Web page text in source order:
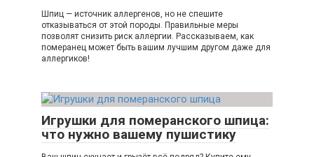
Шпиц — источник аллергенов, но не спешите
отказываться от этой породы. Правильные меры
позволят снизить риск аллергии. Рассказываем, как
померанец может быть вашим лучшим другом даже для
аллергиков!
Игрушки для померанского шпица:
что нужно вашему пушистику